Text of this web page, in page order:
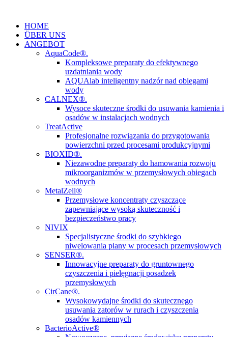
springenHOME
ÜBER UNS
ANGEBOT
AquaCode®.
Kompleksowe preparaty do efektywnego
uzdatniania wody
AQUAlab inteligentny nadzór nad obiegami
wody
CALNEX®.
Wysoce skuteczne środki do usuwania kamienia i
osadów w instalacjach wodnych
TreatActive
Profesjonalne rozwiązania do przygotowania
powierzchni przed procesami produkcyjnymi
BIOXID®.
Niezawodne preparaty do hamowania rozwoju
mikroorganizmów w przemysłowych obiegach
wodnych
MetalZell®
Przemysłowe koncentraty czyszczące
zapewniające wysoką skuteczność i
bezpieczeństwo pracy
NIVIX
Specjalistyczne środki do szybkiego
niwelowania piany w procesach przemysłowych
SENSER®.
Innowacyjne preparaty do gruntownego
czyszczenia i pielęgnacji posadzek
przemysłowych
CirCane®.
Wysokowydajne środki do skutecznego
usuwania zatorów w rurach i czyszczenia
osadów kamiennych
BacterioActive®